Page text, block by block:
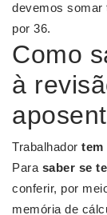
devemos somar
por 36.
Como
à
Trabalhador tem
Para saber se
conferir, por
memória de